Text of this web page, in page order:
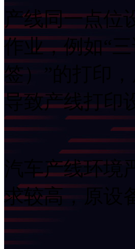
产线同一点位设
作业，例如“
签）”的打印
导致产线打印
汽车产线环境严
求较高，原